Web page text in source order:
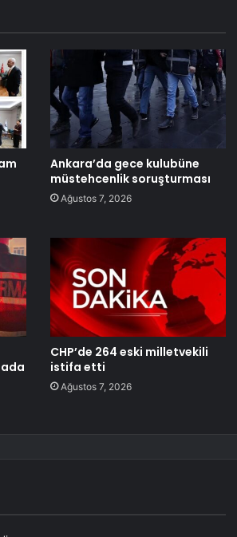
Ankara’da gece kulubüne
müstehcenlik soruşturması
Ağustos 7, 2026
CHP’de 264 eski milletvekili
istifa etti
Ağustos 7, 2026